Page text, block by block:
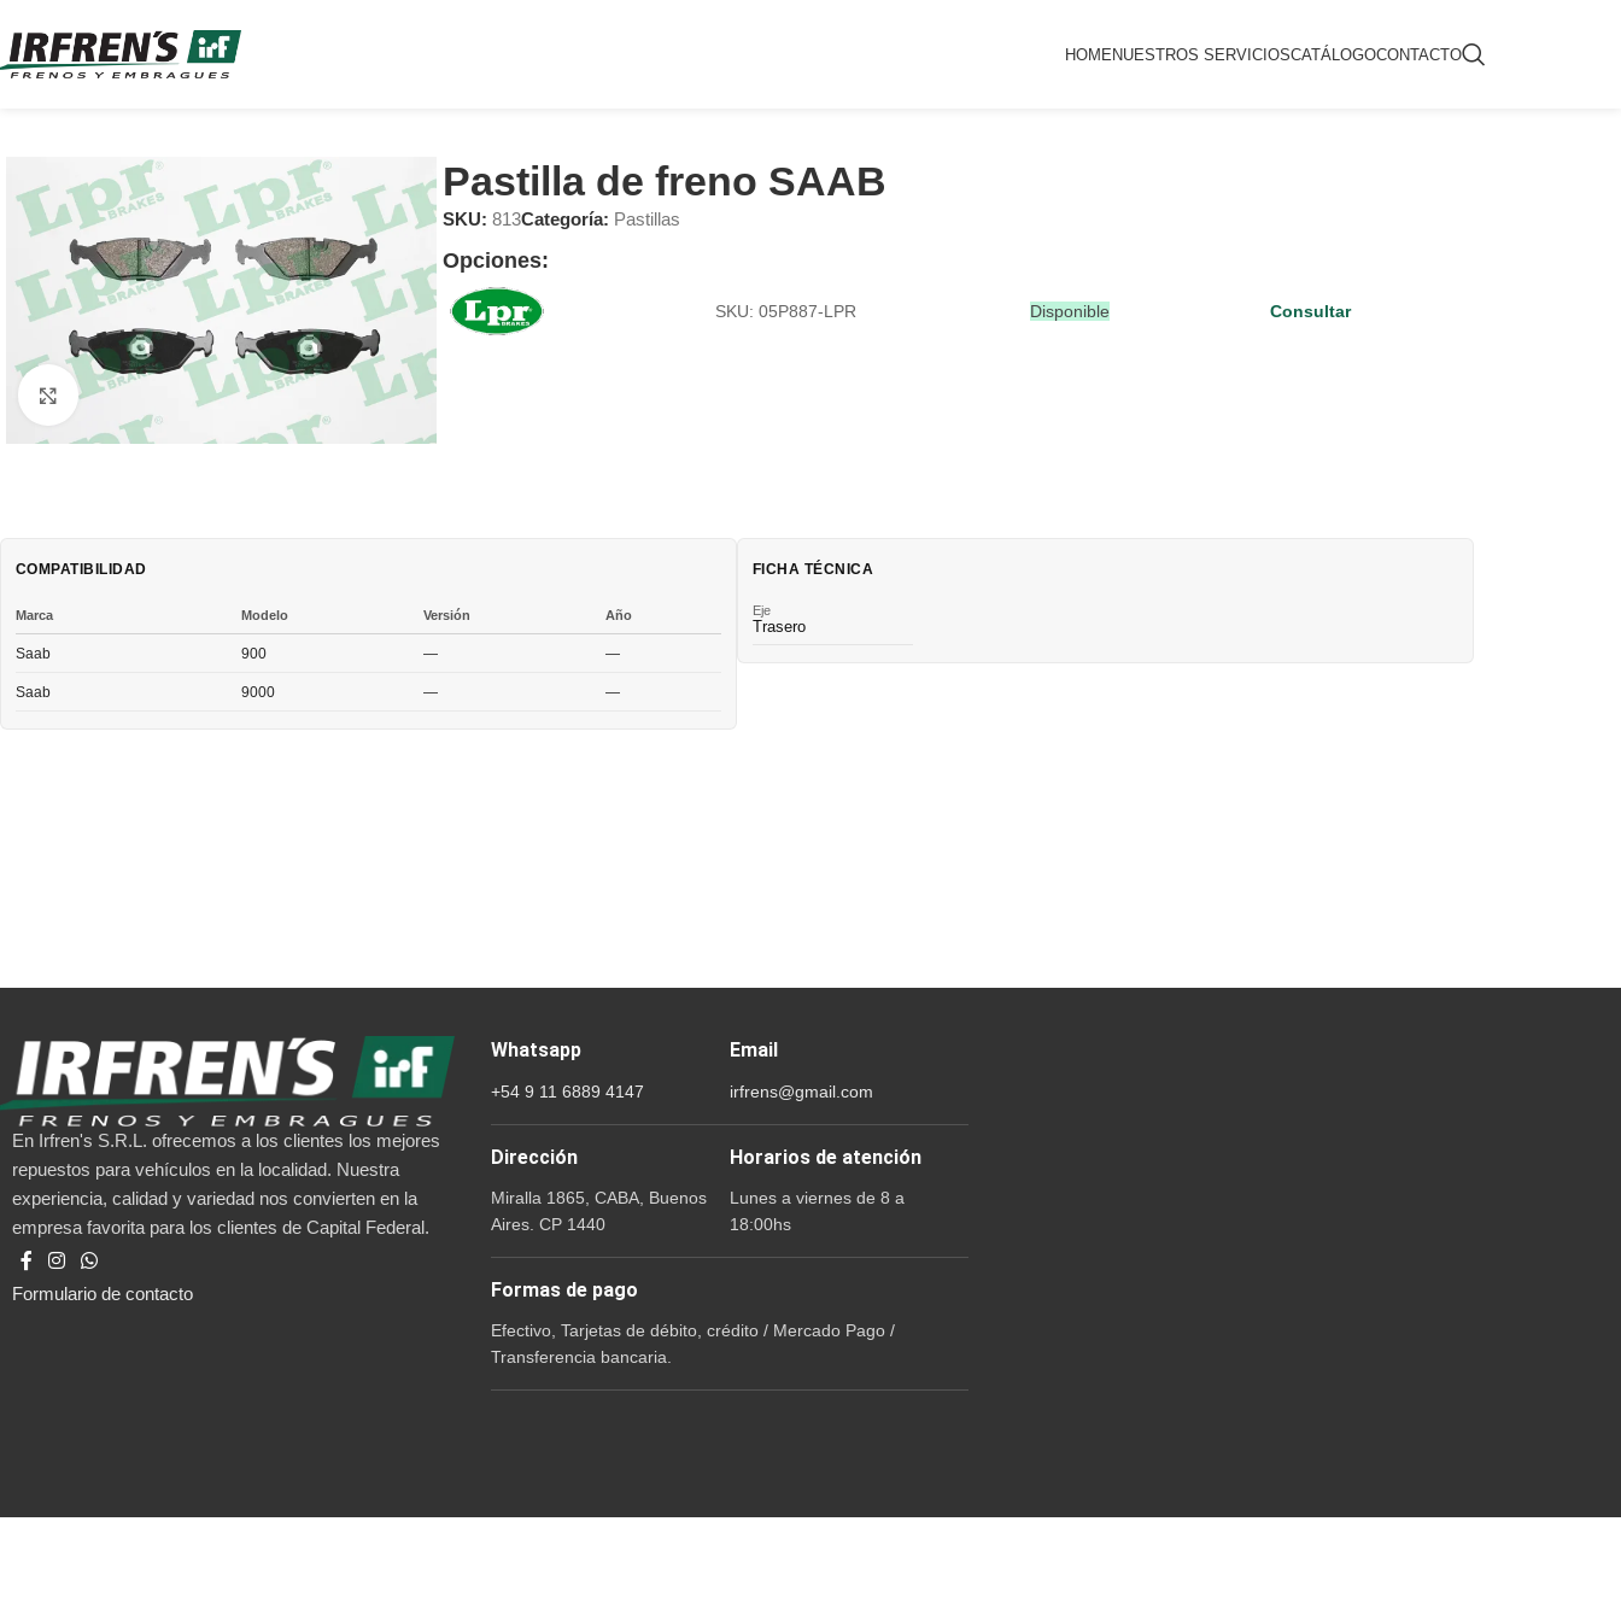
HOMENUESTROS SERVICIOSCATÁLOGOCONTACTO
Clic para ampliar
Pastilla de freno SAAB
SKU: 813Categoría: Pastillas
Opciones:
SKU: 05P887-LPR Disponible Consultar
COMPATIBILIDAD
Marca Modelo Versión Año
Saab 900 — —
Saab 9000 — —
FICHA TÉCNICA
Eje
Trasero
En Irfren's S.R.L. ofrecemos a los clientes los mejores
repuestos para vehículos en la localidad. Nuestra
experiencia, calidad y variedad nos convierten en la
empresa favorita para los clientes de Capital Federal.
Formulario de contacto
Whatsapp
+54 9 11 6889 4147
Email
irfrens@gmail.com
Dirección
Miralla 1865, CABA, Buenos
Aires. CP 1440
Horarios de atención
Lunes a viernes de 8 a
18:00hs
Formas de pago
Efectivo, Tarjetas de débito, crédito / Mercado Pago /
Transferencia bancaria.